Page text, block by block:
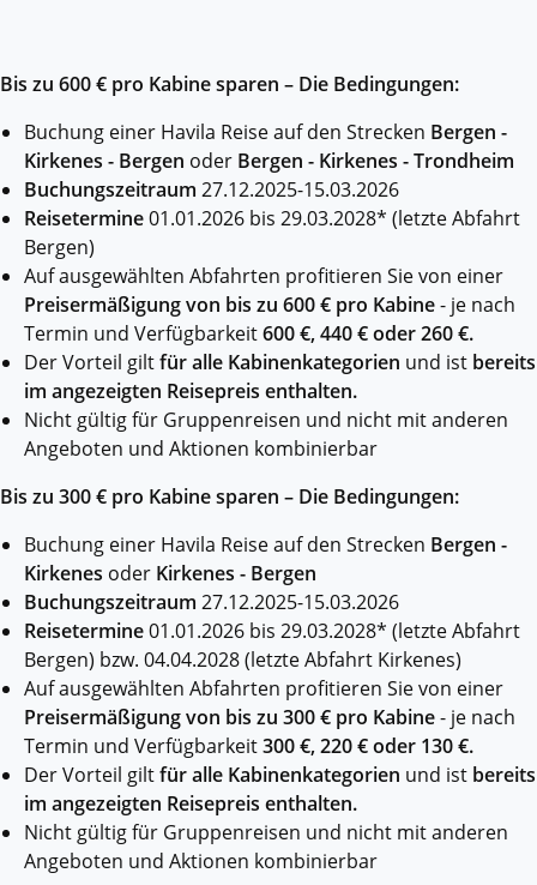
Bis zu 600 € pro Kabine sparen – Die Bedingungen:
Buchung einer Havila Reise auf den Strecken Bergen -
Kirkenes - Bergen oder Bergen - Kirkenes - Trondheim
Buchungszeitraum 27.12.2025-15.03.2026
Reisetermine01.01.2026 bis 29.03.2028* (letzte Abfahrt
Bergen)
Auf ausgewählten Abfahrten profitieren Sie von einer
Preisermäßigung von bis zu 600 € pro Kabine- je nach
Termin und Verfügbarkeit600 €, 440 € oder 260 €.
Der Vorteil giltfür alle Kabinenkategorien und ist bereits
im angezeigten Reisepreis enthalten.
Nicht gültig für Gruppenreisen und nicht mit anderen
Angeboten und Aktionen kombinierbar
Bis zu 300 € pro Kabine sparen – Die Bedingungen:
Buchung einer Havila Reise auf den Strecken Bergen -
Kirkenes oder Kirkenes - Bergen
Buchungszeitraum 27.12.2025-15.03.2026
Reisetermine01.01.2026 bis 29.03.2028* (letzte Abfahrt
Bergen) bzw. 04.04.2028 (letzte Abfahrt Kirkenes)
Auf ausgewählten Abfahrten profitieren Sie von einer
Preisermäßigung von bis zu 300 € pro Kabine- je nach
Termin und Verfügbarkeit300 €, 220 € oder 130 €.
Der Vorteil giltfür alle Kabinenkategorien und ist bereits
im angezeigten Reisepreis enthalten.
Nicht gültig für Gruppenreisen und nicht mit anderen
Angeboten und Aktionen kombinierbar